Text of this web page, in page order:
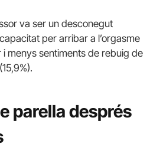
va ser un desconegut
per arribar a l’orgasme
i menys sentiments de rebuig de
parella després